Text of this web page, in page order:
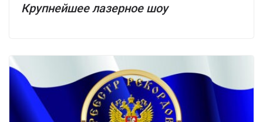
Крупнейшее лазерное шоу